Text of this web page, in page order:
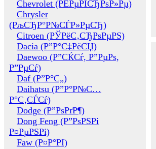
Chevrolet (РЁРµРІСЂРѕР»Рµ)
Chrysler
(РљСЂР°Р№СЃР»РµСЂ)
Citroen (РЎРёС‚СЂРѕРµРЅ)
Dacia (Р”Р°С‡РёСЏ)
Daewoo (Р”СЌСѓ, Р”РµРѕ,
Р”РµСѓ)
Daf (Р”Р°С„)
Daihatsu (Р”Р°Р№С…
Р°С‚СЃСѓ)
Dodge (Р”РѕРґР¶)
Dong Feng (Р”РѕРЅРі
Р¤РµРЅРі)
Faw (Р¤Р°РІ)